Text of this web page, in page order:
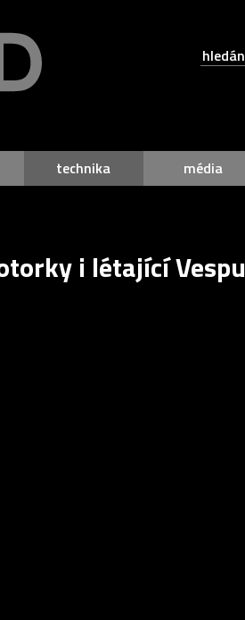
technika média
i létající Vespu